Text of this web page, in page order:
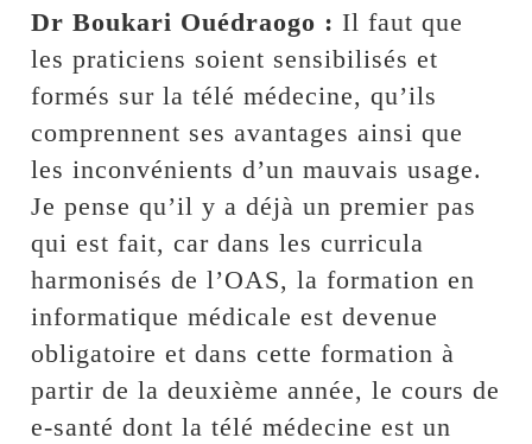
Dr Boukari Ouédraogo : Il faut que
les praticiens soient sensibilisés et
formés sur la télé médecine, qu’ils
comprennent ses avantages ainsi que
les inconvénients d’un mauvais usage.
Je pense qu’il y a déjà un premier pas
qui est fait, car dans les curricula
harmonisés de l’OAS, la formation en
informatique médicale est devenue
obligatoire et dans cette formation à
partir de la deuxième année, le cours de
e-santé dont la télé médecine est un